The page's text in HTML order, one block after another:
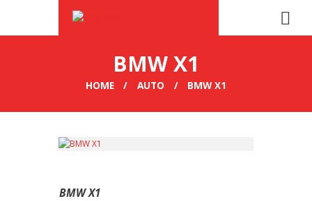
BMW X1
HOME AUTO BMW X1
BMW X1